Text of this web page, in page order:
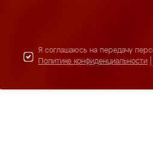
Я соглашаюсь на передачу
Политике конфиденциальности